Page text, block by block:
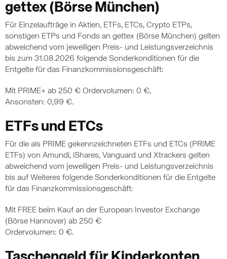
gettex (Börse München)
Für Einzelaufträge in Aktien, ETFs, ETCs, Crypto ETPs,
sonstigen ETPs und Fonds an gettex (Börse München) gelten
abweichend vom jeweiligen Preis- und Leistungsverzeichnis
bis zum 31.08.2026 folgende Sonderkonditionen für die
Entgelte für das Finanzkommissionsgeschäft:
Mit PRIME+ ab 250 € Ordervolumen: 0 €,
Ansonsten: 0,99 €.
ETFs und ETCs
Für die als PRIME gekennzeichneten ETFs und ETCs (PRIME
ETFs) von Amundi, iShares, Vanguard und Xtrackers gelten
abweichend vom jeweiligen Preis- und Leistungsverzeichnis
bis auf Weiteres folgende Sonderkonditionen für die Entgelte
für das Finanzkommissionsgeschäft:
Mit FREE beim Kauf an der European Investor Exchange
(Börse Hannover) ab 250 €
Ordervolumen: 0 €.